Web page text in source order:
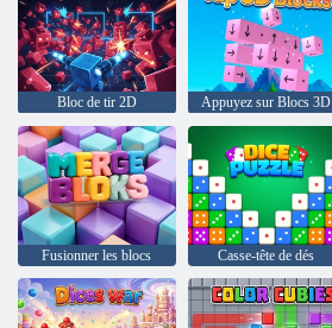
Bloc de tir 2D Appuyez sur Blocs 3D
Fusionner les blocs Casse-tête de dés